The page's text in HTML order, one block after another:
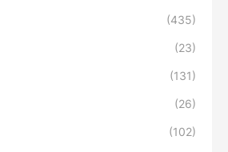
(435)
(23)
(131)
(26)
(102)